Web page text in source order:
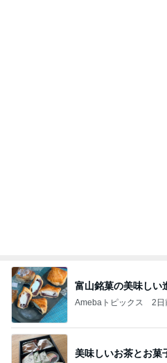
美味しいお茶とお菓
小林礼奈オフィシャル